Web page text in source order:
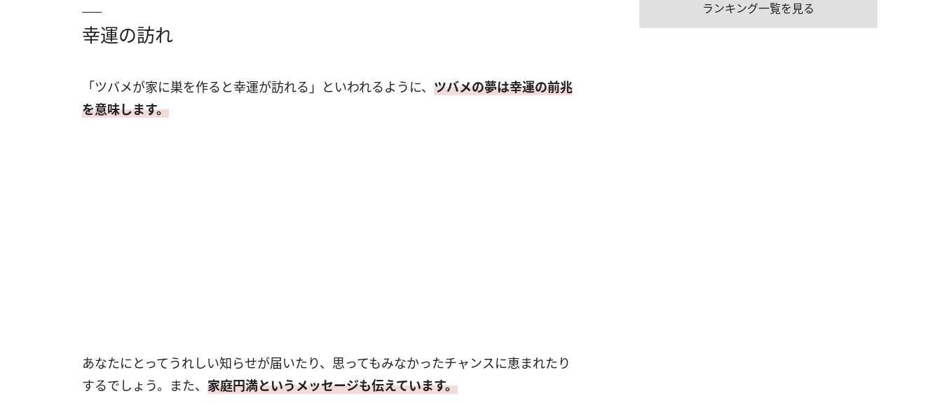
幸運の訪れ
「ツバメが家に巣を作ると幸運が訪れる」といわれるように、 ツバメの夢は幸運の前兆
を意味します。
あなたにとってうれしい知らせが届いたり、思ってもみなかったチャンスに恵まれたり
するでしょう。また、 家庭円満というメッセージも伝えています。
ランキング一覧を見る